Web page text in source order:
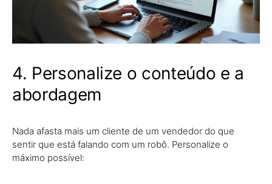
4. Personalize o conteúdo e a
abordagem
Nada afasta mais um cliente de um vendedor do que
sentir que está falando com um robô. Personalize o
máximo possível: